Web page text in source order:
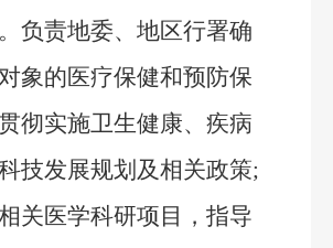
负责地委、地区行署确
象的医疗保健和预防保
彻实施卫生健康、 疾病
技发展规划及相关政策;
关医学科研项目，指导